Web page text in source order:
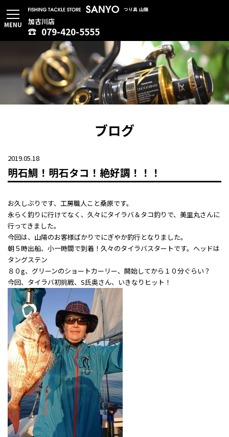
加古川店
079-420-5555
MENU
ブログ
2019.05.18
明石鯛！明石タコ！絶好調！！！
お久しぶりです、工房職人こと桑原です。
永らく釣りに行けてなく、久々にタイラバ＆タコ釣りで、美里丸さんに
行ってきました。
今回は、山陽のお客様ばかりでにぎやか釣行となりました。
朝５時出船、小一時間で到着！久々のタイラバスタートです。ヘッドは
タングステン
８０g、グリーンのショートカーリー、開始してから１０分ぐらい？
今回、タイラバ初挑戦、S氏奥さん、いきなりヒット！